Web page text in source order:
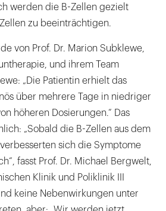
werden die B-Zellen gezielt
zu beeinträchtigen.
von Prof. Dr. Marion Subklewe,
und ihrem Team
„Die Patientin erhielt das
über mehrere Tage in niedriger
höheren Dosierungen.“ Das
„Sobald die B-Zellen aus dem
sich die Symptome
fasst Prof. Dr. Michael Bergwelt,
Klinik und Poliklinik III
keine Nebenwirkungen unter